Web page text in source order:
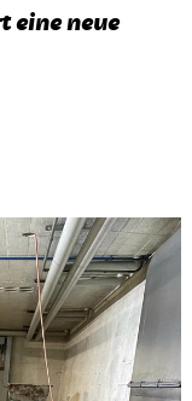
eine neue